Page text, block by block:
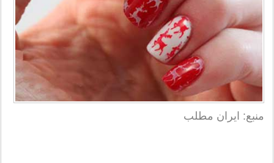
منبع: ایران مطلب